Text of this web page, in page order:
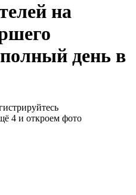
на
день в
4 и откроем фото